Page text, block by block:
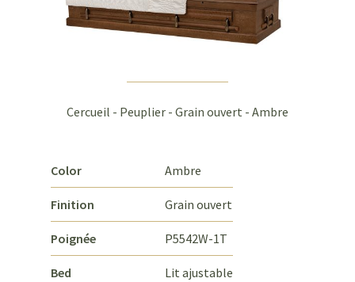
Cercueil - Peuplier - Grain ouvert - Ambre
Color Ambre
Finition Grain ouvert
Poignée P5542W-1T
Bed Lit ajustable